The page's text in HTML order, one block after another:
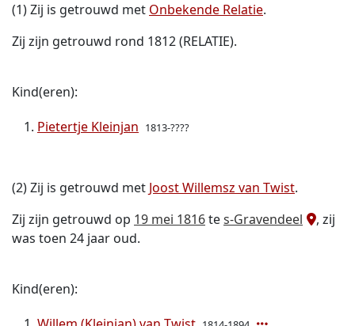
(1) Zij is getrouwd met Onbekende Relatie.
Zij zijn getrouwd rond 1812 (RELATIE).
Kind(eren):
Pietertje Kleinjan 1813-????
(2) Zij is getrouwd met Joost Willemsz van Twist.
Zij zijn getrouwd op 19 mei 1816tes-Gravendeel
, zij
was toen 24 jaar oud.
Kind(eren):